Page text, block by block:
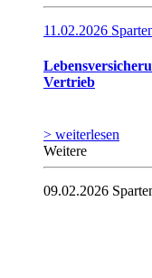
11.02.2026
Vertrieb
> weiterlesen
Weitere
09.02.2026